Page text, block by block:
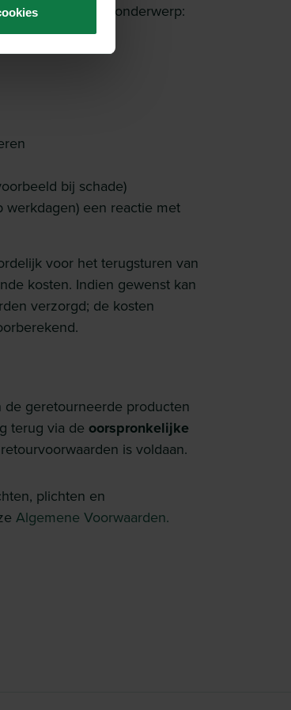
met als onderwerp:
XXXXXX”
bij schade)
werkdagen) een reactie met
voor het terugsturen van
kosten. Indien gewenst kan
verzorgd; de kosten
de geretourneerde producten
terug via de oorspronkelijke
is voldaan.
plichten en
Algemene Voorwaarden.